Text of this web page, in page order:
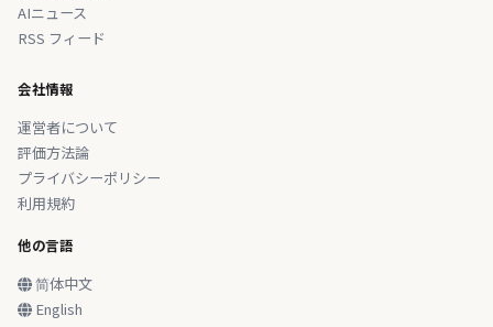
AIニュース
RSS フィード
会社情報
運営者について
評価方法論
プライバシーポリシー
利用規約
他の言語
简体中文
English